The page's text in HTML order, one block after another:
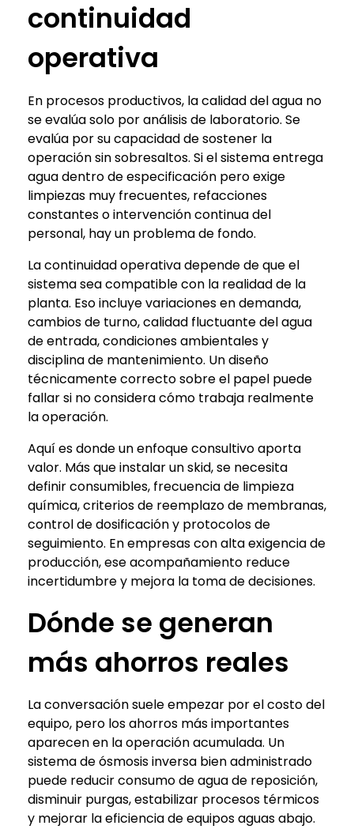
continuidad
operativa
En procesos productivos, la calidad del agua no
se evalúa solo por análisis de laboratorio. Se
evalúa por su capacidad de sostener la
operación sin sobresaltos. Si el sistema entrega
agua dentro de especificación pero exige
limpiezas muy frecuentes, refacciones
constantes o intervención continua del
personal, hay un problema de fondo.
La continuidad operativa depende de que el
sistema sea compatible con la realidad de la
planta. Eso incluye variaciones en demanda,
cambios de turno, calidad fluctuante del agua
de entrada, condiciones ambientales y
disciplina de mantenimiento. Un diseño
técnicamente correcto sobre el papel puede
fallar si no considera cómo trabaja realmente
la operación.
Aquí es donde un enfoque consultivo aporta
valor. Más que instalar un skid, se necesita
definir consumibles, frecuencia de limpieza
química, criterios de reemplazo de membranas,
control de dosificación y protocolos de
seguimiento. En empresas con alta exigencia de
producción, ese acompañamiento reduce
incertidumbre y mejora la toma de decisiones.
Dónde se generan
más ahorros reales
La conversación suele empezar por el costo del
equipo, pero los ahorros más importantes
aparecen en la operación acumulada. Un
sistema de ósmosis inversa bien administrado
puede reducir consumo de agua de reposición,
disminuir purgas, estabilizar procesos térmicos
y mejorar la eficiencia de equipos aguas abajo.